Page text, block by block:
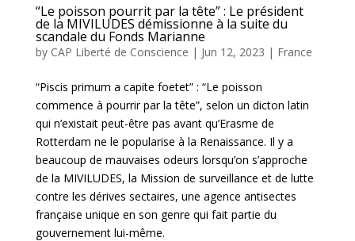
“Le poisson pourrit par la tête” : Le président
de la MIVILUDES démissionne à la suite du
scandale du Fonds Marianne
by CAP Liberté de Conscience | Jun 12, 2023 | France
“Piscis primum a capite foetet” : “Le poisson
commence à pourrir par la tête”, selon un dicton latin
qui n’existait peut-être pas avant qu’Erasme de
Rotterdam ne le popularise à la Renaissance. Il y a
beaucoup de mauvaises odeurs lorsqu’on s’approche
de la MIVILUDES, la Mission de surveillance et de lutte
contre les dérives sectaires, une agence antisectes
française unique en son genre qui fait partie du
gouvernement lui-même.